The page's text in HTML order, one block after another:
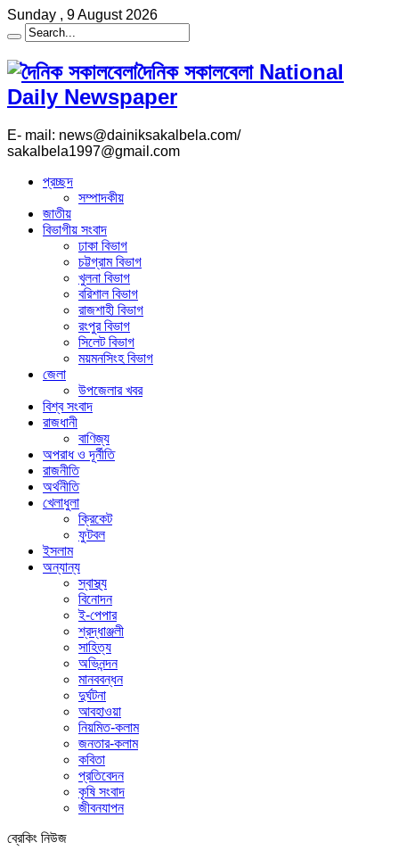
Sunday , 9 August 2026
দৈনিক সকালবেলা National
Daily Newspaper
E- mail: news@dainiksakalbela.com/
sakalbela1997@gmail.com
প্রচ্ছদ
সম্পাদকীয়
জাতীয়
বিভাগীয় সংবাদ
ঢাকা বিভাগ
চট্টগ্রাম বিভাগ
খুলনা বিভাগ
বরিশাল বিভাগ
রাজশাহী বিভাগ
রংপুর বিভাগ
সিলেট বিভাগ
ময়মনসিংহ বিভাগ
জেলা
উপজেলার খবর
বিশ্ব সংবাদ
রাজধানী
বাণিজ্য
অপরাধ ও দূর্নীতি
রাজনীতি
অর্থনীতি
খেলাধুলা
ক্রিকেট
ফুটবল
ইসলাম
অন্যান্য
স্বাস্থ্য
বিনোদন
ই-পেপার
শ্রদ্ধাঞ্জলী
সাহিত্য
অভিনন্দন
মানববন্ধন
দুর্ঘটনা
আবহাওয়া
নিয়মিত-কলাম
জনতার-কলাম
কবিতা
প্রতিবেদন
কৃষি সংবাদ
জীবনযাপন
ব্রেকিং নিউজ